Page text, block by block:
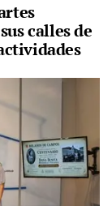
calles de